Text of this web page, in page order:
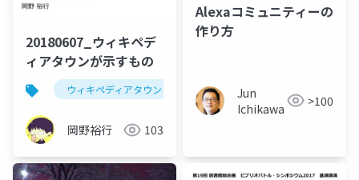
20180607_ウィキペデ
ィアタウンが示すもの
ウィキペディアタウン
岡野裕行 103
Alexaコミュニティーの
作り方
Jun
Ichikawa
>100